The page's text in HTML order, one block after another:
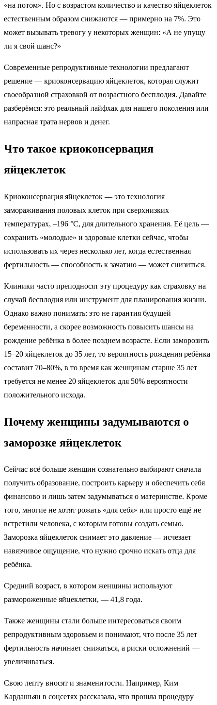
«на потом». Но с возрастом количество и качество яйцеклеток
естественным образом снижаются — примерно на 7%. Это
может вызывать тревогу у некоторых женщин: «А не упущу
ли я свой шанс?»
Современные репродуктивные технологии предлагают
решение — криоконсервацию яйцеклеток, которая служит
своеобразной страховкой от возрастного бесплодия. Давайте
разберёмся: это реальный лайфхак для нашего поколения или
напрасная трата нервов и денег.
Что такое криоконсервация
яйцеклеток
Криоконсервация яйцеклеток — это технология
замораживания половых клеток при сверхнизких
температурах, –196 °C, для длительного хранения. Её цель —
сохранить «молодые» и здоровые клетки сейчас, чтобы
использовать их через несколько лет, когда естественная
фертильность — способность к зачатию — может снизиться.
Клиники часто преподносят эту процедуру как страховку на
случай бесплодия или инструмент для планирования жизни.
Однако важно понимать: это не гарантия будущей
беременности, а скорее возможность повысить шансы на
рождение ребёнка в более позднем возрасте. Если заморозить
15–20 яйцеклеток до 35 лет, то вероятность рождения ребёнка
составит 70–80%, в то время как женщинам старше 35 лет
требуется не менее 20 яйцеклеток для 50% вероятности
положительного исхода.
Почему женщины задумываются о
заморозке яйцеклеток
Сейчас всё больше женщин сознательно выбирают сначала
получить образование, построить карьеру и обеспечить себя
финансово и лишь затем задумываться о материнстве. Кроме
того, многие не хотят рожать «для себя» или просто ещё не
встретили человека, с которым готовы создать семью.
Заморозка яйцеклеток снимает это давление — исчезает
навязчивое ощущение, что нужно срочно искать отца для
ребёнка.
Средний возраст, в котором женщины используют
размороженные яйцеклетки, — 41,8 года.
Также женщины стали больше интересоваться своим
репродуктивным здоровьем и понимают, что после 35 лет
фертильность начинает снижаться, а риски осложнений —
увеличиваться.
Свою лепту вносят и знаменитости. Например, Ким
Кардашьян в соцсетях рассказала, что прошла процедуру